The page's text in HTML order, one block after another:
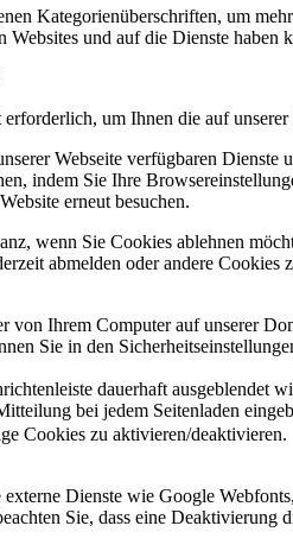
Kategorienüberschriften, um
Websites und auf die Dienste haben
um Ihnen die auf
Webseite verfügbaren
indem Sie Ihre
erneut besuchen.
wenn Sie Cookies ablehnen
abmelden oder andere
von Ihrem Computer auf unserer
Sie in den
dauerhaft ausgeblendet
bei jedem Seitenladen
Cookies zu aktivieren/deaktivieren.
Dienste wie Google
Sie, dass eine